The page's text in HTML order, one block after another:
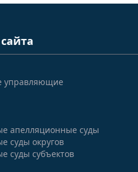
управляющие
апелляционные суды
суды округов
суды субъектов